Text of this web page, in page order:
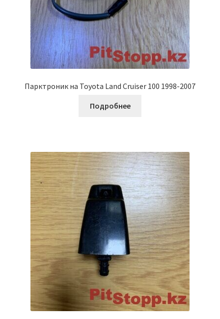
Парктроник на Toyota Land Cruiser 100 1998-2007
Подробнее